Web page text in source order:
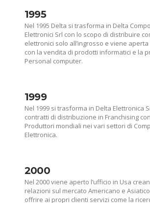
1995
Nel 1995 Delta si trasforma in Delta
Elettronici Srl con lo scopo di distribuire
elettronici solo all’ingrosso e viene aperta
con la vendita di prodotti informatici e la
Personal computer.
1999
Nel 1999 si trasforma in Delta Elettronica
contratti di distribuzione in Franchising
Produttori mondiali nei vari settori di
Elettronica.
2000
Nel 2000 viene aperto l’ufficio in Usa
relazioni sul mercato Americano e
offrire ai propri clienti servizi come la